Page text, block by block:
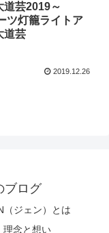
道芸2019～
ツ灯籠ライトア
道芸
2019.12.26
ブログ
（ジェン）とは
理念と想い